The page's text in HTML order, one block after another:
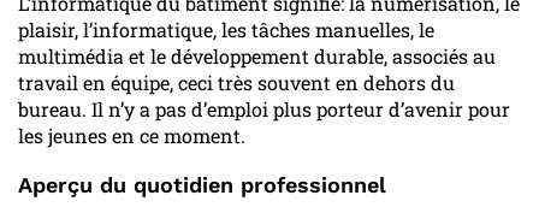
plaisir, l’informatique, les tâches manuelles, le
multimédia et le développement durable, associés au
travail en équipe, ceci très souvent en dehors du
bureau. Il n’y a pas d’emploi plus porteur d’avenir pour
les jeunes en ce moment.
Aperçu du quotidien professionnel